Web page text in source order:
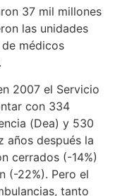
37 mil millones
las unidades
médicos
2007 el Servicio
con 334
(Dea) y 530
años después la
cerrados (-14%)
(-22%). Pero el
tanto